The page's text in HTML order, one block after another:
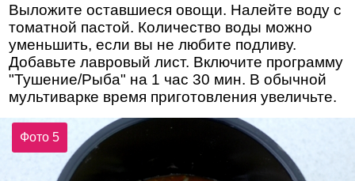
Выложите оставшиеся овощи. Налейте воду с
томатной пастой. Количество воды можно
уменьшить, если вы не любите подливу.
Добавьте лавровый лист. Включите программу
"Тушение/Рыба" на 1 час 30 мин. В обычной
мультиварке время приготовления увеличьте.
Фото 5